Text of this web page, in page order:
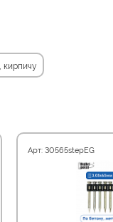
кирпичу
Арт: 30565stepEG